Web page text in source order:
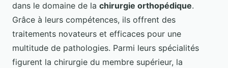
dans le domaine de la chirurgie orthopédique.
Grâce à leurs compétences, ils offrent des
traitements novateurs et efficaces pour une
multitude de pathologies. Parmi leurs spécialités
figurent la chirurgie du membre supérieur, la